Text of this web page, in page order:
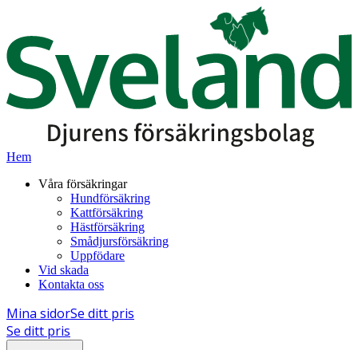
Hem
Våra försäkringar
Hundförsäkring
Kattförsäkring
Hästförsäkring
Smådjursförsäkring
Uppfödare
Vid skada
Kontakta oss
Mina sidorSe ditt pris
Se ditt pris